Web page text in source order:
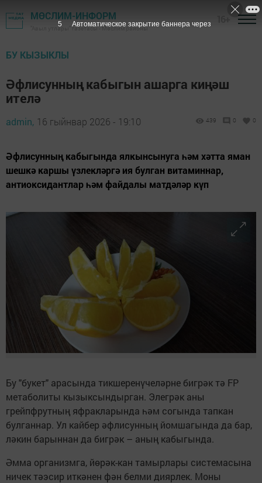
МӨСЛИМ-ИНФОРМ
"Авыл утлары" газетасы - Мөслим районы
БУ КЫЗЫКЛЫ
Әфлисунның кабыгын ашарга киңәш
ителә
admin, 16 гыйнвар 2026 - 19:10 439 0 0
Әфлисунның кабыгында ялкынсынуга һәм хәтта яман
шешкә каршы үзлекләргә ия булган витаминнар,
антиоксидантлар һәм файдалы матдәләр күп
Бу "букет" арасында тикшеренүчеләрне бигрәк тә FP
метаболиты кызыксындырган. Элегрәк аны
грейпфрутның яфракларында һәм согында тапкан
булганнар. Ул кайбер әфлисунның йомшагында да бар,
ләкин барыннан да бигрәк – аның кабыгында.
Әмма организмга, йөрәк-кан тамырлары системасына
ничек тәэсир иткәнен фән белми диярлек. Моны
4 Автоматическое закрытие баннера через